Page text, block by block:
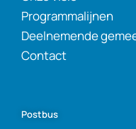
Programmalijnen
Deelnemende
Contact
Postbus